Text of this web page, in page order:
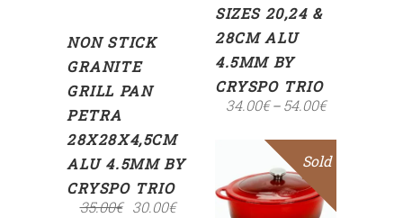
NON STICK
GRANITE
GRILL PAN
PETRA
28X28X4,5CM
ALU 4.5MM BY
CRYSPO TRIO
35.00€ 30.00€
SIZES 20,24 &
28CM ALU
4.5MM BY
CRYSPO TRIO
34.00€– 54.00€
Sale
Sold